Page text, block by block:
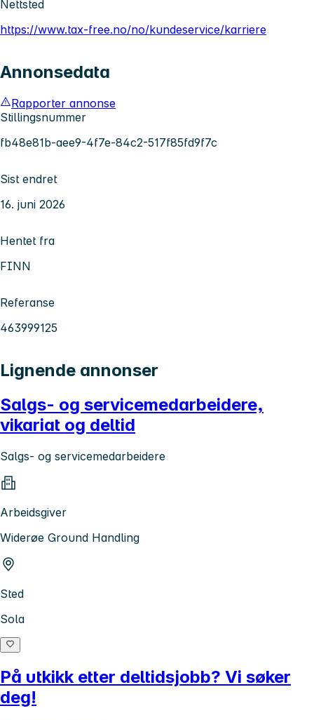
Nettsted
https://www.tax-free.no/no/kundeservice/karriere
Annonsedata
Rapporter annonse
Stillingsnummer
fb48e81b-aee9-4f7e-84c2-517f85fd9f7c
Sist endret
16. juni 2026
Hentet fra
FINN
Referanse
463999125
Lignende annonser
Salgs- og servicemedarbeidere,
vikariat og deltid
Salgs- og servicemedarbeidere
Arbeidsgiver
Widerøe Ground Handling
Sted
Sola
På utkikk etter deltidsjobb? Vi søker
deg!